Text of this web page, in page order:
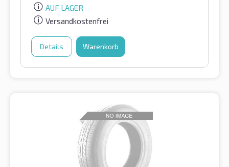
AUF LAGER
Versandkostenfrei
Details Warenkorb